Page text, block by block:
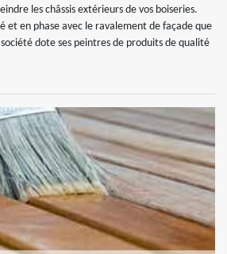
les châssis extérieurs de vos boiseries.
et en phase avec le ravalement de façade que
dote ses peintres de produits de qualité